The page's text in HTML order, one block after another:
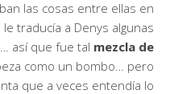
las cosas entre ellas en
le traducía a Denys algunas
… así que fue tal mezcla de
como un bombo… pero
que a veces entendía lo